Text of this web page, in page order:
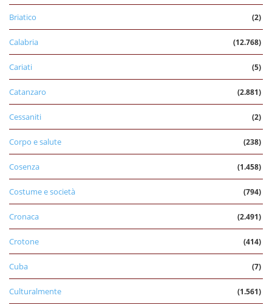
Briatico (2)
Calabria (12.768)
Cariati (5)
Catanzaro (2.881)
Cessaniti (2)
Corpo e salute (238)
Cosenza (1.458)
Costume e società (794)
Cronaca (2.491)
Crotone (414)
Cuba (7)
Culturalmente (1.561)